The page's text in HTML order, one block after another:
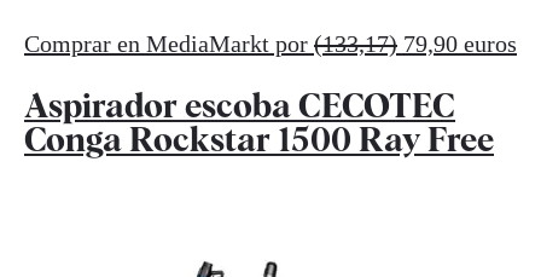
Comprar en MediaMarkt por (133,17) 79,90 euros
Aspirador escoba CECOTEC
Conga Rockstar 1500 Ray Free